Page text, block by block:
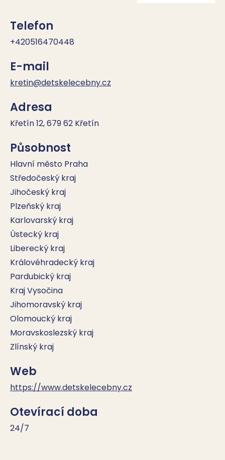
Telefon
+420516470448
E-mail
kretin@detskelecebny.cz
Adresa
Křetín 12, 679 62 Křetín
Působnost
Hlavní město Praha
Středočeský kraj
Jihočeský kraj
Plzeňský kraj
Karlovarský kraj
Ústecký kraj
Liberecký kraj
Královéhradecký kraj
Pardubický kraj
Kraj Vysočina
Jihomoravský kraj
Olomoucký kraj
Moravskoslezský kraj
Zlínský kraj
Web
https://www.detskelecebny.cz
Otevírací doba
24/7